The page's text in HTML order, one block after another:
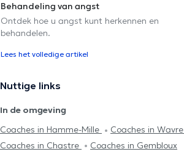
Behandeling van angst
Ontdek hoe u angst kunt herkennen en
behandelen.
Lees het volledige artikel
Nuttige links
In de omgeving
Coaches in Hamme-Mille
Coaches in Wavre
Coaches in Chastre
Coaches in Gembloux